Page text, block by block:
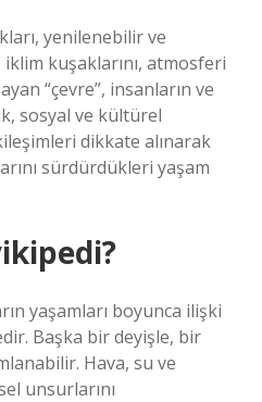
yenilenebilir ve
kuşaklarını, atmosferi
“çevre”, insanların ve
sosyal ve kültürel
dikkate alınarak
sürdürdükleri yaşam
yaşamları boyunca ilişki
Başka bir deyişle, bir
Hava, su ve
unsurlarını